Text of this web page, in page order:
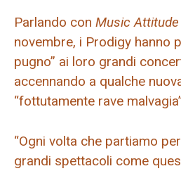
Parlando con Music Attitude
novembre, i Prodigy hanno
pugno” ai loro grandi
accennando a qualche
“fottutamente rave
“Ogni volta che partiamo
grandi spettacoli come